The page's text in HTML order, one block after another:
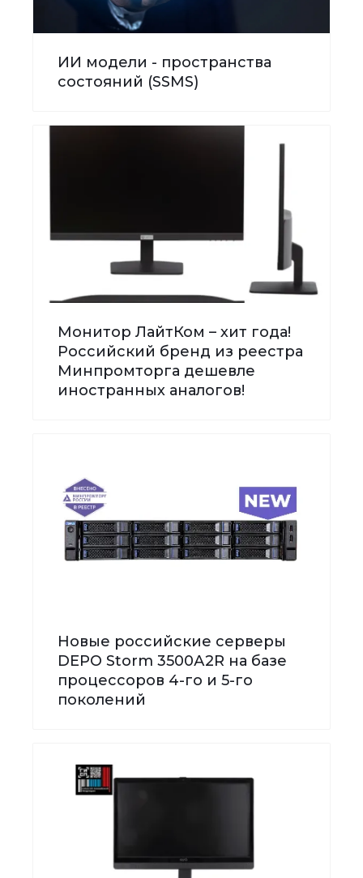
ИИ модели - пространства
состояний (SSMS)
Монитор ЛайтКом – хит года!
Российский бренд из реестра
Минпромторга дешевле
иностранных аналогов!
Новые российские серверы
DEPO Storm 3500А2R на базе
процессоров 4-го и 5-го
поколений